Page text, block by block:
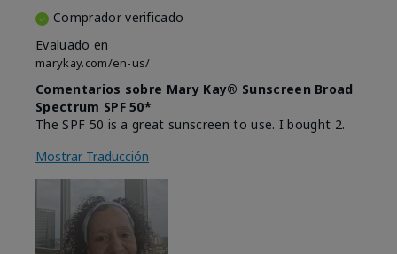
Comprador verificado
Evaluado en
marykay.com/en-us/
Comentarios sobre Mary Kay® Sunscreen Broad
Spectrum SPF 50*
The SPF 50 is a great sunscreen to use. I bought 2.
Mostrar Traducción